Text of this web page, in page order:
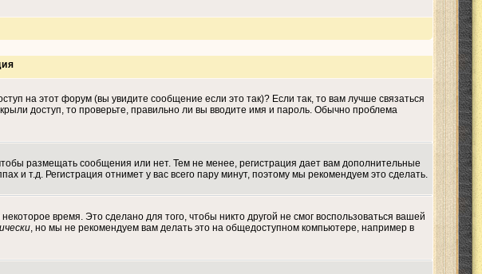
на этот форум (вы увидите сообщение если это так)? Если так, то вам лучше связаться
доступ, то проверьте, правильно ли вы вводите имя и пароль. Обычно проблема
размещать сообщения или нет. Тем не менее, регистрация дает вам дополнительные
и т.д. Регистрация отнимет у вас всего пару минут, поэтому мы рекомендуем это сделать.
время. Это сделано для того, чтобы никто другой не смог воспользоваться вашей
, но мы не рекомендуем вам делать это на общедоступном компьютере, например в